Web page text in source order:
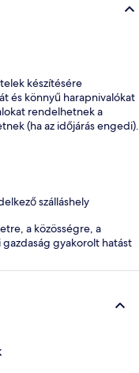
készítésére
és könnyű harapnivalókat
rendelhetnek a
(ha az időjárás engedi).
szálláshely
a közösségre, a
gyakorolt hatást